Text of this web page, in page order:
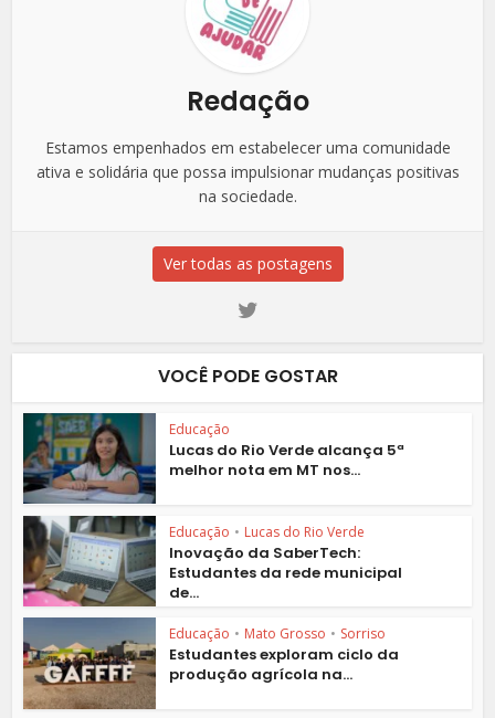
Redação
Estamos empenhados em estabelecer uma comunidade
ativa e solidária que possa impulsionar mudanças positivas
na sociedade.
Ver todas as postagens
VOCÊ PODE GOSTAR
Educação
Lucas do Rio Verde alcança 5ª
melhor nota em MT nos...
Educação • Lucas do Rio Verde
Inovação da SaberTech:
Estudantes da rede municipal
de...
Educação • Mato Grosso • Sorriso
Estudantes exploram ciclo da
produção agrícola na...